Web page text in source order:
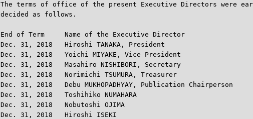
The terms of office of the present Executive Directors were
decided as follows.
End of Term     Name of the Executive Director
Dec. 31, 2018   Hiroshi TANAKA, President
Dec. 31, 2018   Yoichi MIYAKE, Vice President
Dec. 31, 2018   Masahiro NISHIBORI, Secretary
Dec. 31, 2018   Norimichi TSUMURA, Treasurer
Dec. 31, 2018   Debu MUKHOPADHYAY, Publication Chairperson
Dec. 31, 2018   Toshihiko NUMAHARA
Dec. 31, 2018   Nobutoshi OJIMA
Dec. 31, 2018   Hiroshi ISEKI